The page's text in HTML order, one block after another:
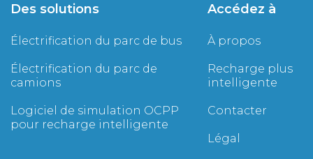
Des solutions
Électrification du parc de bus
Électrification du parc de
camions
Logiciel de simulation OCPP
pour recharge intelligente
Accédez à
À propos
Recharge plus
intelligente
Contacter
Légal